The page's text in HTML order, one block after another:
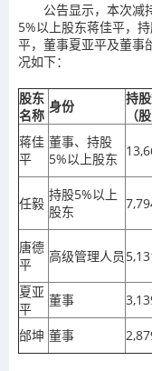
公告显示，本次减
5%以上股东蒋佳平，
平，董事夏亚平及董事
况如下：
股东
名称
身份
持
（股
蒋佳
平
董事、持股
5%以上股东
任毅
持股5%以上
股东
唐德
平
高级管理人员
夏亚
平
董事
邰坤 董事